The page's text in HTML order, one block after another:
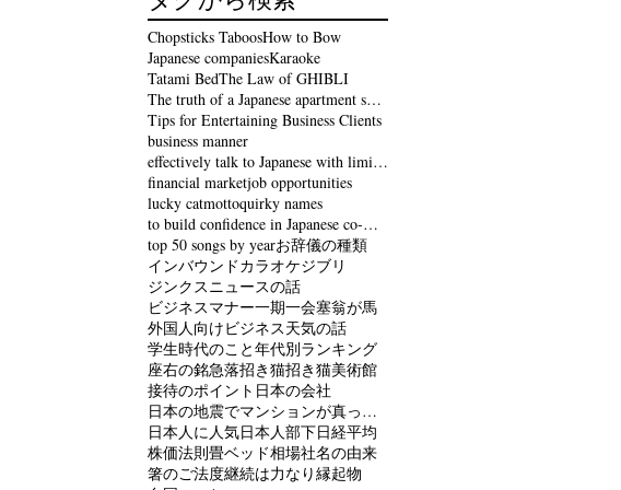
Chopsticks TaboosHow to Bow
Japanese companiesKaraoke
Tatami BedThe Law of GHIBLI
The truth of a Japanese apartment split in half
Tips for Entertaining Business Clients
business manner
effectively talk to Japanese with limited English
financial marketjob opportunities
lucky catmottoquirky names
to build confidence in Japanese co-workers
top 50 songs by yearお辞儀の種類
インバウンドカラオケジブリ
ジンクスニュースの話
ビジネスマナー一期一会塞翁が馬
外国人向けビジネス天気の話
学生時代のこと年代別ランキング
座右の銘急落招き猫招き猫美術館
接待のポイント 日本の会社
日本の地震でマンションが真っ二つに裂けた本当の理由
日本人に人気日本人部下日経平均
株価法則畳ベッド相場社名の由来
箸のご法度継続は力なり縁起物